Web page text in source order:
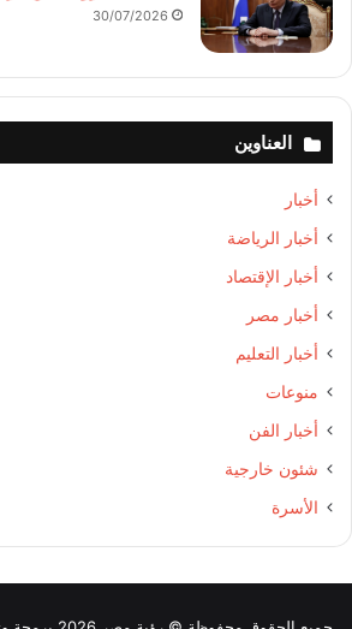
30/07/2026
العناوين
أخبار
أخبار الرياضة
أخبار الإقتصاد
أخبار مصر
أخبار التعليم
منوعات
أخبار الفن
شئون خارجية
الأسرة